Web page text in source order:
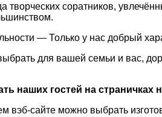
соратников,
— Только у нас добрый
для вашей семьи и вас,
наших гостей на страничках
вэб-сайте можно выбрать